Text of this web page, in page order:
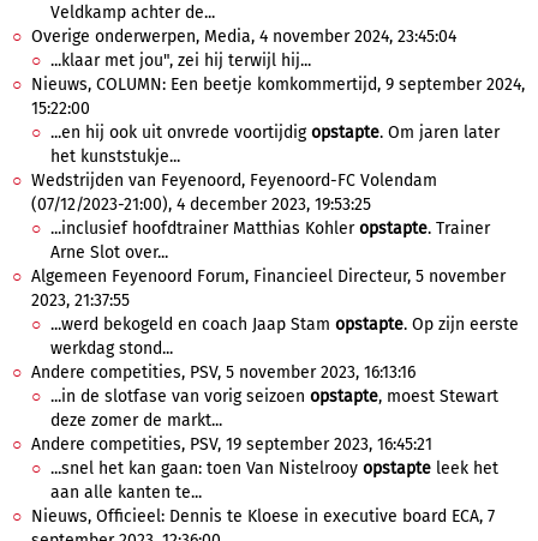
Veldkamp achter de...
Overige onderwerpen, Media, 4 november 2024, 23:45:04
...klaar met jou", zei hij terwijl hij...
Nieuws, COLUMN: Een beetje komkommertijd, 9 september 2024,
15:22:00
...en hij ook uit onvrede voortijdigopstapte. Om jaren later
het kunststukje...
Wedstrijden van Feyenoord, Feyenoord-FC Volendam
(07/12/2023-21:00), 4 december 2023, 19:53:25
...inclusief hoofdtrainer Matthias Kohleropstapte. Trainer
Arne Slot over...
Algemeen Feyenoord Forum, Financieel Directeur, 5 november
2023, 21:37:55
...werd bekogeld en coach Jaap Stam opstapte. Op zijn eerste
werkdag stond...
Andere competities, PSV, 5 november 2023, 16:13:16
...in de slotfase van vorig seizoen opstapte, moest Stewart
deze zomer de markt...
Andere competities, PSV, 19 september 2023, 16:45:21
...snel het kan gaan: toen Van Nistelrooy opstapte leek het
aan alle kanten te...
Nieuws, Officieel: Dennis te Kloese in executive board ECA, 7